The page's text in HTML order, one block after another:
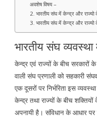
अवशेष विषय –
2. भारतीय संघ में केन्द्र और
3. भारतीय संघ में केन्द्र और राज्यो
भारतीय संघ
केन्द्र एवं राज्यों के बीच सरकारों
वाली संघ प्रणाली को सहकारी
एक दूसरों पर निर्भरिता इस
केन्द्र तथा राज्यों के बीच
अपनायी है। संविधान के आधार पर